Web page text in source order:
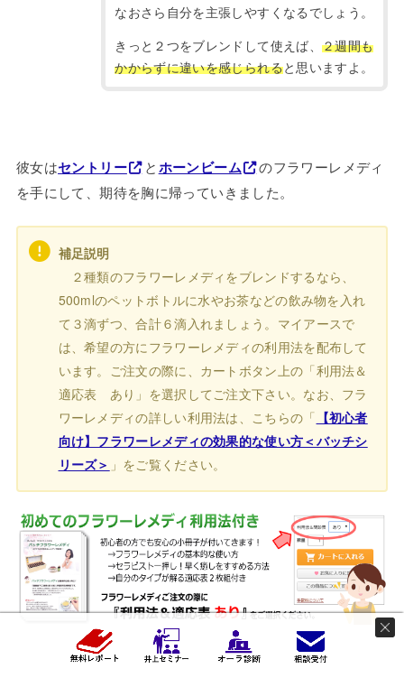
なおさら自分を主張しやすくなるでしょう。
きっと２つをブレンドして使えば、 ２週間も
かからずに違いを感じられると思いますよ。
彼女はセントリー とホーンビーム
のフラワーレメディ
を手にして、期待を胸に帰っていきました。
補足説明
２種類のフラワーレメディをブレンドするなら、
500mlのペットボトルに水やお茶などの飲み物を入れ
て３滴ずつ、合計６滴入れましょう。マイアースで
は、希望の方にフラワーレメディの利用法を配布して
います。ご注文の際に、カートボタン上の「利用法＆
適応表 あり」を選択してご注文下さい。なお、フラ
ワーレメディの詳しい利用法は、こちらの「 【初心者
向け】フラワーレメディの効果的な使い方＜バッチシ
リーズ＞ 」をご覧ください。